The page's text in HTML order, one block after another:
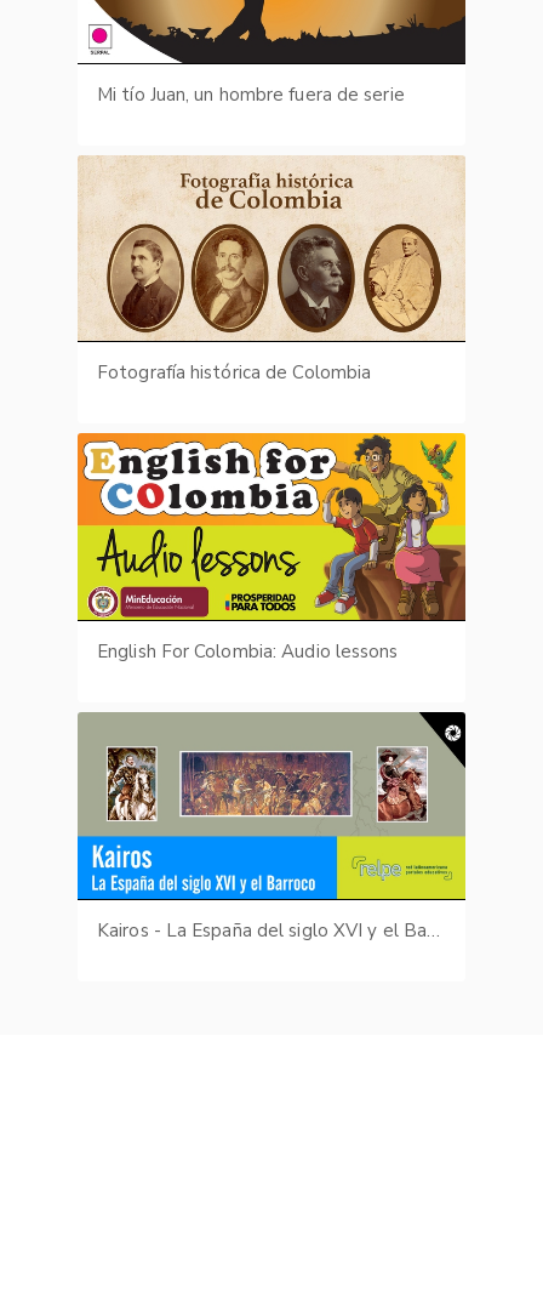
Mi tío Juan, un hombre fuera de serie
Fotografía histórica de Colombia
English For Colombia: Audio lessons
Kairos - La España del siglo XVI y el Barroco